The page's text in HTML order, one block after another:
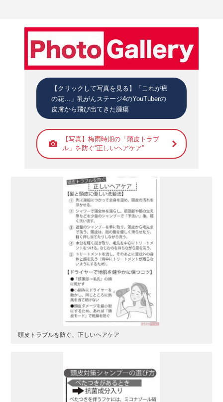
【クリックして写真を見る】「これが癌
の花…」乳がんステージ4のYouTuberの
皮膚から飛び出てきた腫瘍
【写真】梅雨時期の「頭皮トラブ
ル」を防ぐ“正しいヘアケア”
頭皮トラブルを防ぐ、正しいヘアケア